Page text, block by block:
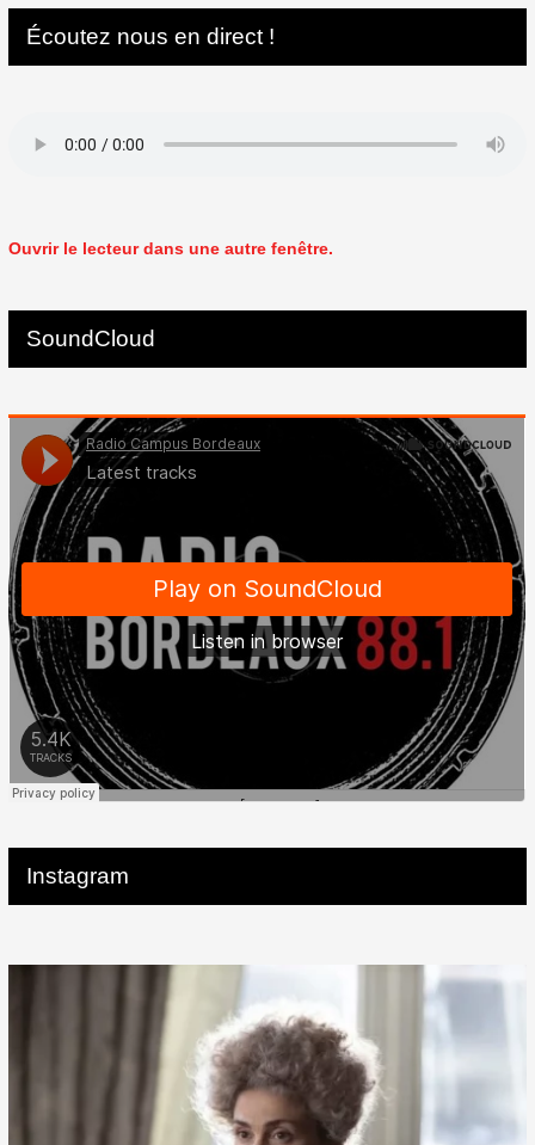
Écoutez nous en direct !
Ouvrir le lecteur dans une autre fenêtre.
SoundCloud
Instagram